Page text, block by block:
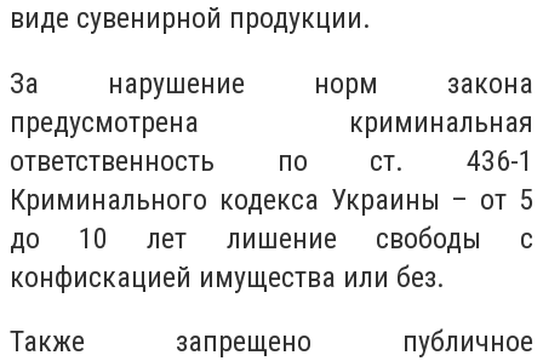
виде сувенирной продукции.
За нарушение норм закона
предусмотрена криминальная
ответственность по ст. 436-1
Криминального кодекса Украины – от 5
до 10 лет лишение свободы с
конфискацией имущества или без.
Также запрещено публичное